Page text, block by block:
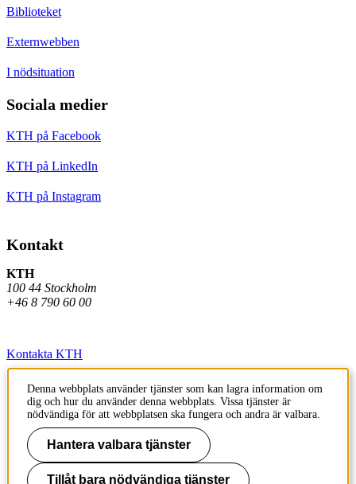
Biblioteket
Externwebben
I nödsituation
Sociala medier
KTH på Facebook
KTH på LinkedIn
KTH på Instagram
Kontakt
KTH
100 44 Stockholm
+46 8 790 60 00
Kontakta KTH
Jobba på KTH
Press och media
Faktura och betalning KTH
Om KTH:s webbplatser
Denna webbplats använder tjänster som kan lagra information om
dig och hur du använder denna webbplats. Vissa tjänster är
nödvändiga för att webbplatsen ska fungera och andra är valbara.
Hantera valbara tjänster
Tillåt bara nödvändiga tjänster